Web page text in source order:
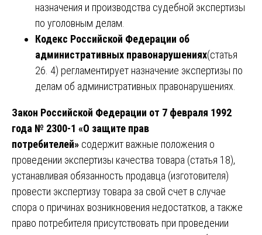
назначения и производства судебной экспертизы
по уголовным делам.
Кодекс Российской Федерации об
административных правонарушениях(статья
26. 4) регламентирует назначение экспертизы по
делам об административных правонарушениях.
Закон Российской Федерации от 7 февраля 1992
года № 2300-1 «О защите прав
потребителей» содержит важные положения о
проведении экспертизы качества товара (статья 18),
устанавливая обязанность продавца (изготовителя)
провести экспертизу товара за свой счет в случае
спора о причинах возникновения недостатков, а также
право потребителя присутствовать при проведении